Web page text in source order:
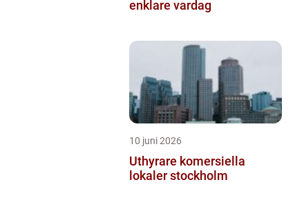
enklare vardag
10 juni 2026
Uthyrare komersiella
lokaler stockholm